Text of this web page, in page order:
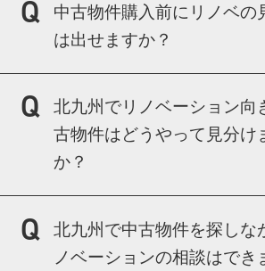
択肢です。
マンション特有の管理規約
え、最適な提案を行います
中古物件購入前にリノベの
は出せますか？
現地確認後、最短で概算見
ます。
物件価格＋リノベ費用を含
北九州でリノベーション向
古物件はどうやって見分け
か？
構造・配管状況・管理状態
ます。
北九州で中古物件を探しな
ノベーションの相談はでき